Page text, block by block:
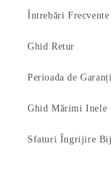
Întrebări Frecvente
Ghid Retur
Perioada de
Ghid Mărimi Inele
Sfaturi Îngrijire